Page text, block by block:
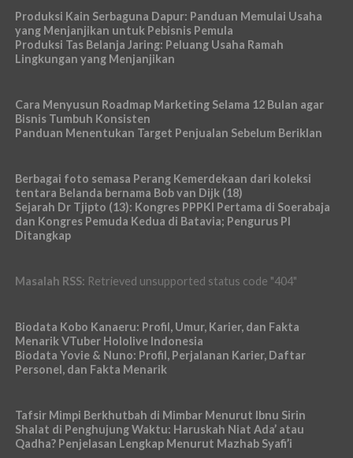
Produksi Kain Serbaguna Dapur: Panduan Memulai Usaha
yang Menjanjikan untuk Pebisnis Pemula
Produksi Tas Belanja Jaring: Peluang Usaha Ramah
Lingkungan yang Menjanjikan
Cara Menyusun Roadmap Marketing Selama 12 Bulan agar
Bisnis Tumbuh Konsisten
Panduan Menentukan Target Penjualan Sebelum Beriklan
Berbagai foto semasa Perang Kemerdekaan dari koleksi
tentara Belanda bernama Bob van Dijk (18)
Sejarah Dr Tjipto (13): Kongres PPPKI Pertama di Soerabaja
dan Kongres Pemuda Kedua di Batavia; Pengurus PI
Ditangkap
Masalah RSS: Retrieved unsupported status code "404"
Biodata Kobo Kanaeru: Profil, Umur, Karier, dan Fakta
Menarik VTuber Hololive Indonesia
Biodata Yovie & Nuno: Profil, Perjalanan Karier, Daftar
Personel, dan Fakta Menarik
Tafsir Mimpi Berkhutbah di Mimbar Menurut Ibnu Sirin
Shalat di Penghujung Waktu: Haruskah Niat Ada’ atau
Qadha? Penjelasan Lengkap Menurut Mazhab Syafi’i